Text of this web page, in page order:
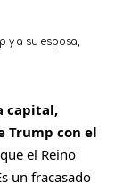
y a su esposa,
capital,
Trump con el
el Reino
un fracasado